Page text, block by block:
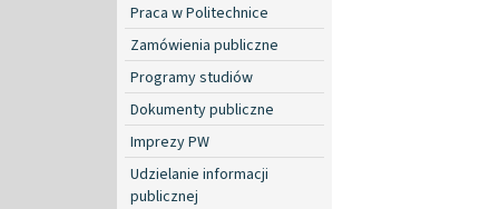
Praca w Politechnice
Zamówienia publiczne
Programy studiów
Dokumenty publiczne
Imprezy PW
Udzielanie informacji
publicznej